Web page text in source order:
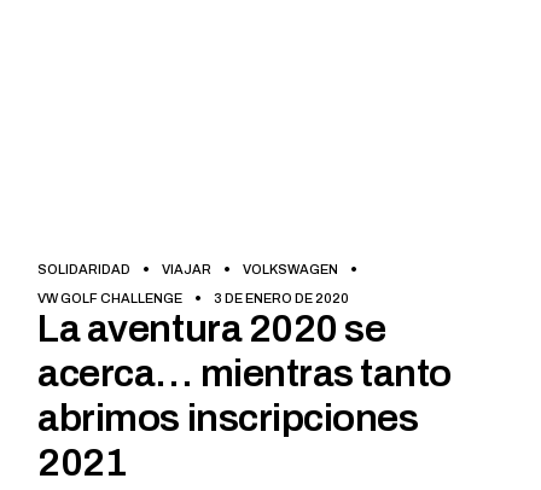
SOLIDARIDAD VIAJAR
VOLKSWAGEN
VW GOLF CHALLENGE
3 DE ENERO DE 2020
La aventura 2020 se
acerca… mientras tanto
abrimos inscripciones
2021
Estas
son
opcionales.
necesarias
para que
funcione la
web.